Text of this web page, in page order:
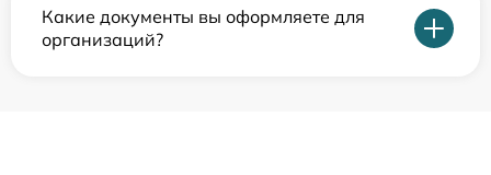
Какие документы вы оформляете для
организаций?